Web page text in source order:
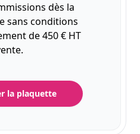
dès la
sans conditions
de 450 € HT
la plaquette